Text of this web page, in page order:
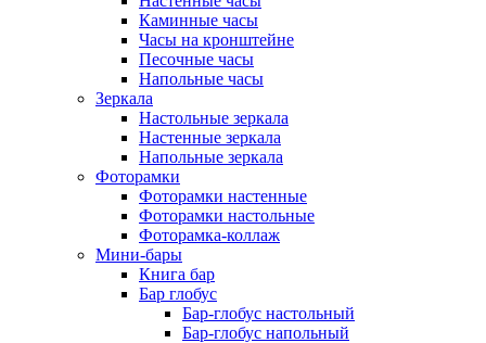
Каминные часы
Часы на кронштейне
Песочные часы
Напольные часы
Зеркала
Настольные зеркала
Настенные зеркала
Напольные зеркала
Фоторамки
Фоторамки настенные
Фоторамки настольные
Фоторамка-коллаж
Мини-бары
Книга бар
Бар глобус
Бар-глобус настольный
Бар-глобус напольный